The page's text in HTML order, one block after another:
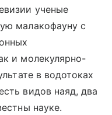
ученые
малакофауну с
и молекулярно-
в водотоках
видов наяд, два
науке.